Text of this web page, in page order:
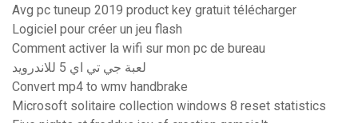
Avg pc tuneup 2019 product key gratuit télécharger
Logiciel pour créer un jeu flash
Comment activer la wifi sur mon pc de bureau
لعبة جي تي اي 5 للاندرويد
Convert mp4 to wmv handbrake
Microsoft solitaire collection windows 8 reset statistics